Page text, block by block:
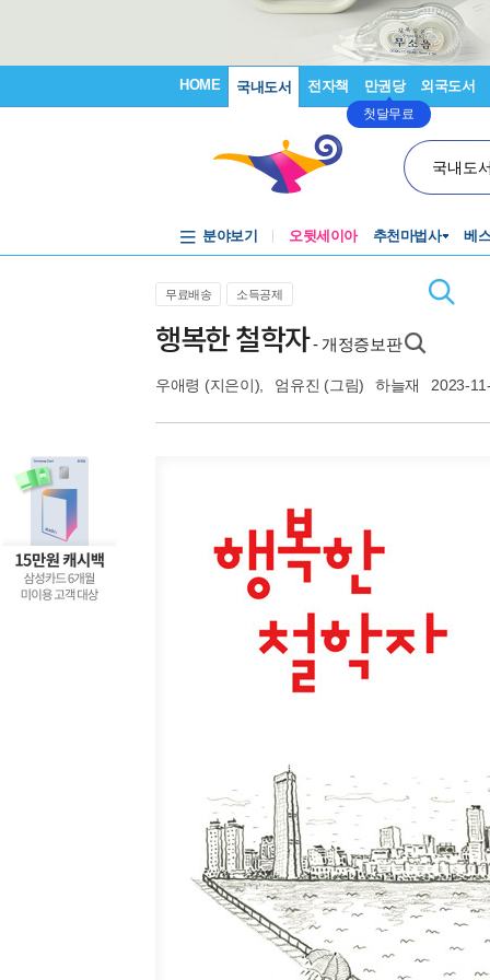
HOME 국내도서 전자책 만권당
첫달무료
외국도서
국내도
분야보기 오뒷세이아 추천마법사 베
무료배송 소득공제
행복한 철학자- 개정증보판
우애령 (지은이), 엄유진 (그림) 하늘재 2023-